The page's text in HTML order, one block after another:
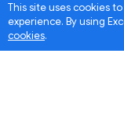
This site uses cookies
experience. By using
cookies.